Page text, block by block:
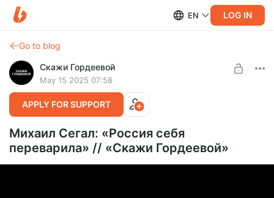
EN LOG IN
Go to blog
Скажи Гордеевой
May 15 2025 07:58
APPLY FOR SUPPORT
Михаил Сегал: «Россия себя
переварила» // «Скажи Гордеевой»